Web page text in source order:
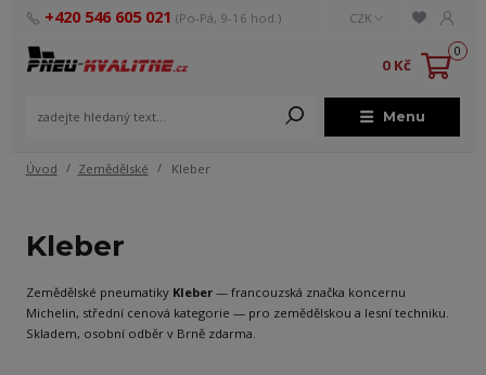
Menu
CZK
+420 546 605 021 (Po-Pá, 9-16 hod.)
0
0 Kč
Úvod Zemědělské Kleber
Kleber
Zemědělské pneumatiky Kleber— francouzská značka koncernu
Michelin, střední cenová kategorie — pro zemědělskou a lesní techniku.
Skladem, osobní odběr v Brně zdarma.